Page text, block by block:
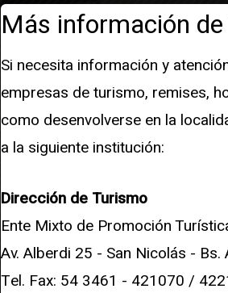
Más información
Si necesita información y
empresas de turismo, remises,
como desenvolverse en la
a la siguiente institución:
Dirección de Turismo
Ente Mixto de Promoción
Av. Alberdi 25 - San Nicolás -
Tel. Fax: 54 3461 - 421070 /